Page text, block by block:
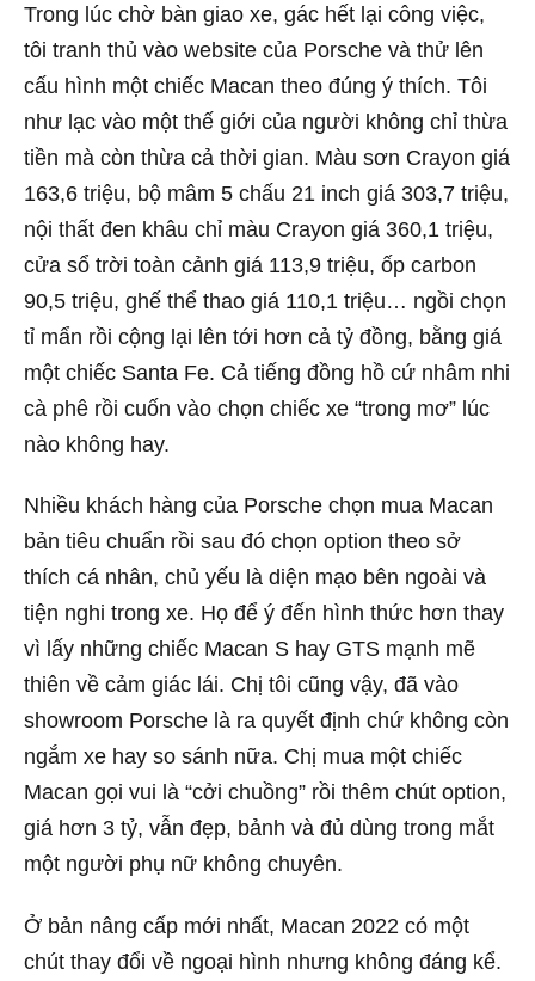
Trong lúc chờ bàn giao xe, gác hết lại công việc,
tôi tranh thủ vào website của Porsche và thử lên
cấu hình một chiếc Macan theo đúng ý thích. Tôi
như lạc vào một thế giới của người không chỉ thừa
tiền mà còn thừa cả thời gian. Màu sơn Crayon giá
163,6 triệu, bộ mâm 5 chấu 21 inch giá 303,7 triệu,
nội thất đen khâu chỉ màu Crayon giá 360,1 triệu,
cửa sổ trời toàn cảnh giá 113,9 triệu, ốp carbon
90,5 triệu, ghế thể thao giá 110,1 triệu… ngồi chọn
tỉ mẩn rồi cộng lại lên tới hơn cả tỷ đồng, bằng giá
một chiếc Santa Fe. Cả tiếng đồng hồ cứ nhâm nhi
cà phê rồi cuốn vào chọn chiếc xe “trong mơ” lúc
nào không hay.
Nhiều khách hàng của Porsche chọn mua Macan
bản tiêu chuẩn rồi sau đó chọn option theo sở
thích cá nhân, chủ yếu là diện mạo bên ngoài và
tiện nghi trong xe. Họ để ý đến hình thức hơn thay
vì lấy những chiếc Macan S hay GTS mạnh mẽ
thiên về cảm giác lái. Chị tôi cũng vậy, đã vào
showroom Porsche là ra quyết định chứ không còn
ngắm xe hay so sánh nữa. Chị mua một chiếc
Macan gọi vui là “cởi chuồng” rồi thêm chút option,
giá hơn 3 tỷ, vẫn đẹp, bảnh và đủ dùng trong mắt
một người phụ nữ không chuyên.
Ở bản nâng cấp mới nhất, Macan 2022 có một
chút thay đổi về ngoại hình nhưng không đáng kể.